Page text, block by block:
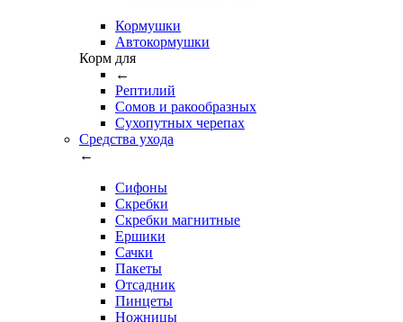
Кормушки
Автокормушки
Корм для
←
Рептилий
Сомов и ракообразных
Сухопутных черепах
Средства ухода
←
Сифоны
Скребки
Скребки магнитные
Ершики
Сачки
Пакеты
Отсадник
Пинцеты
Ножницы